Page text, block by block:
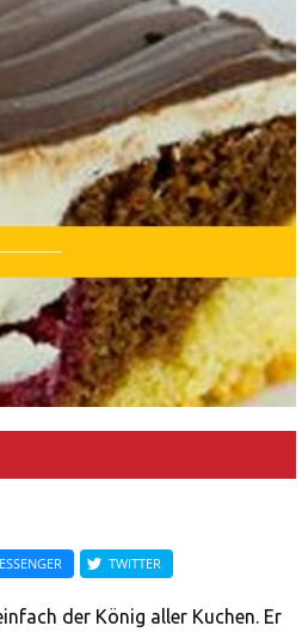
TWITTER
der König aller Kuchen. Er